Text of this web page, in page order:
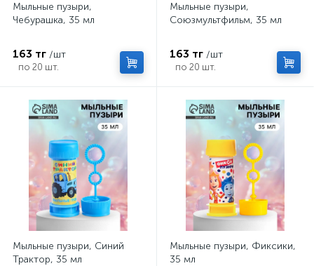
Мыльные пузыри,
Чебурашка, 35 мл
163 тг /шт
по 20 шт.
Мыльные пузыри,
Союзмультфильм, 35 мл
163 тг /шт
по 20 шт.
Мыльные пузыри, Синий
Трактор, 35 мл
Мыльные пузыри, Фиксики,
35 мл